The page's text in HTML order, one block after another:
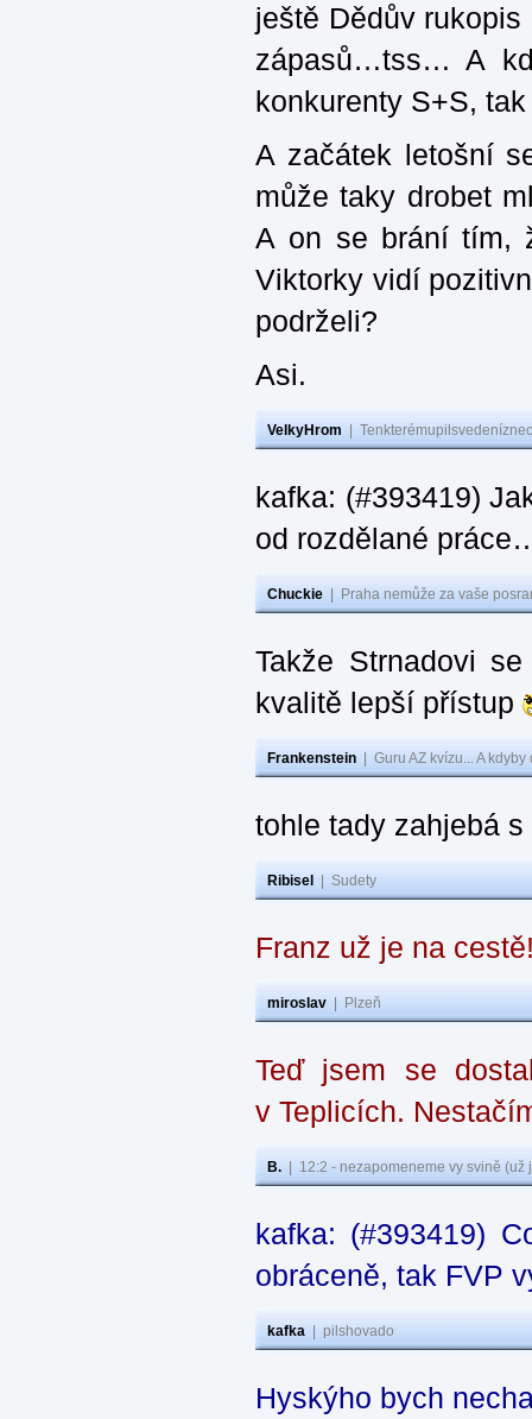
ještě Dědův
zápasů…tss… A
konkurenty S+S,
A začátek letošní
může taky drobet
A on se brání tím,
Viktorky vidí
podrželi?
Asi.
VelkyHrom
kafka: (#393419)
od rozdělané
Chuckie Praha nemůže za vaše
Takže Strnadovi
kvalitě lepší přístup
Frankenstein Guru AZ kvízu... A
tohle tady zahjebá
Ribisel Sudety
Franz už je na
miroslav Plzeň
Teď jsem se
v Teplicích.
B. 12:2 - nezapomeneme vy svině
kafka: (#393419)
obráceně, tak FVP
kafka pilshovado
Hyskýho bych